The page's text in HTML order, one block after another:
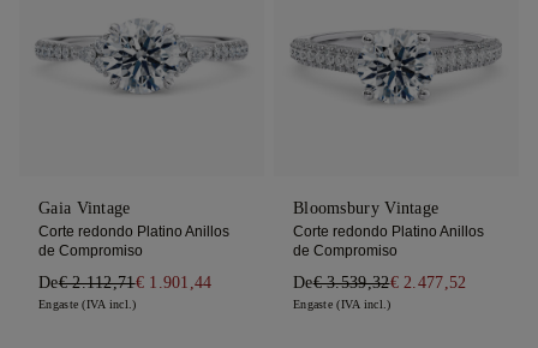
Gaia Vintage
Corte redondo Platino Anillos
de Compromiso
De€ 2.112,71€ 1.901,44
Engaste (IVA incl.)
Bloomsbury Vintage
Corte redondo Platino Anillos
de Compromiso
De€ 3.539,32€ 2.477,52
Engaste (IVA incl.)